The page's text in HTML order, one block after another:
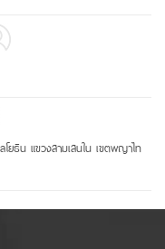
ยธิน แขวงสามเสนใน เขตพญาไท